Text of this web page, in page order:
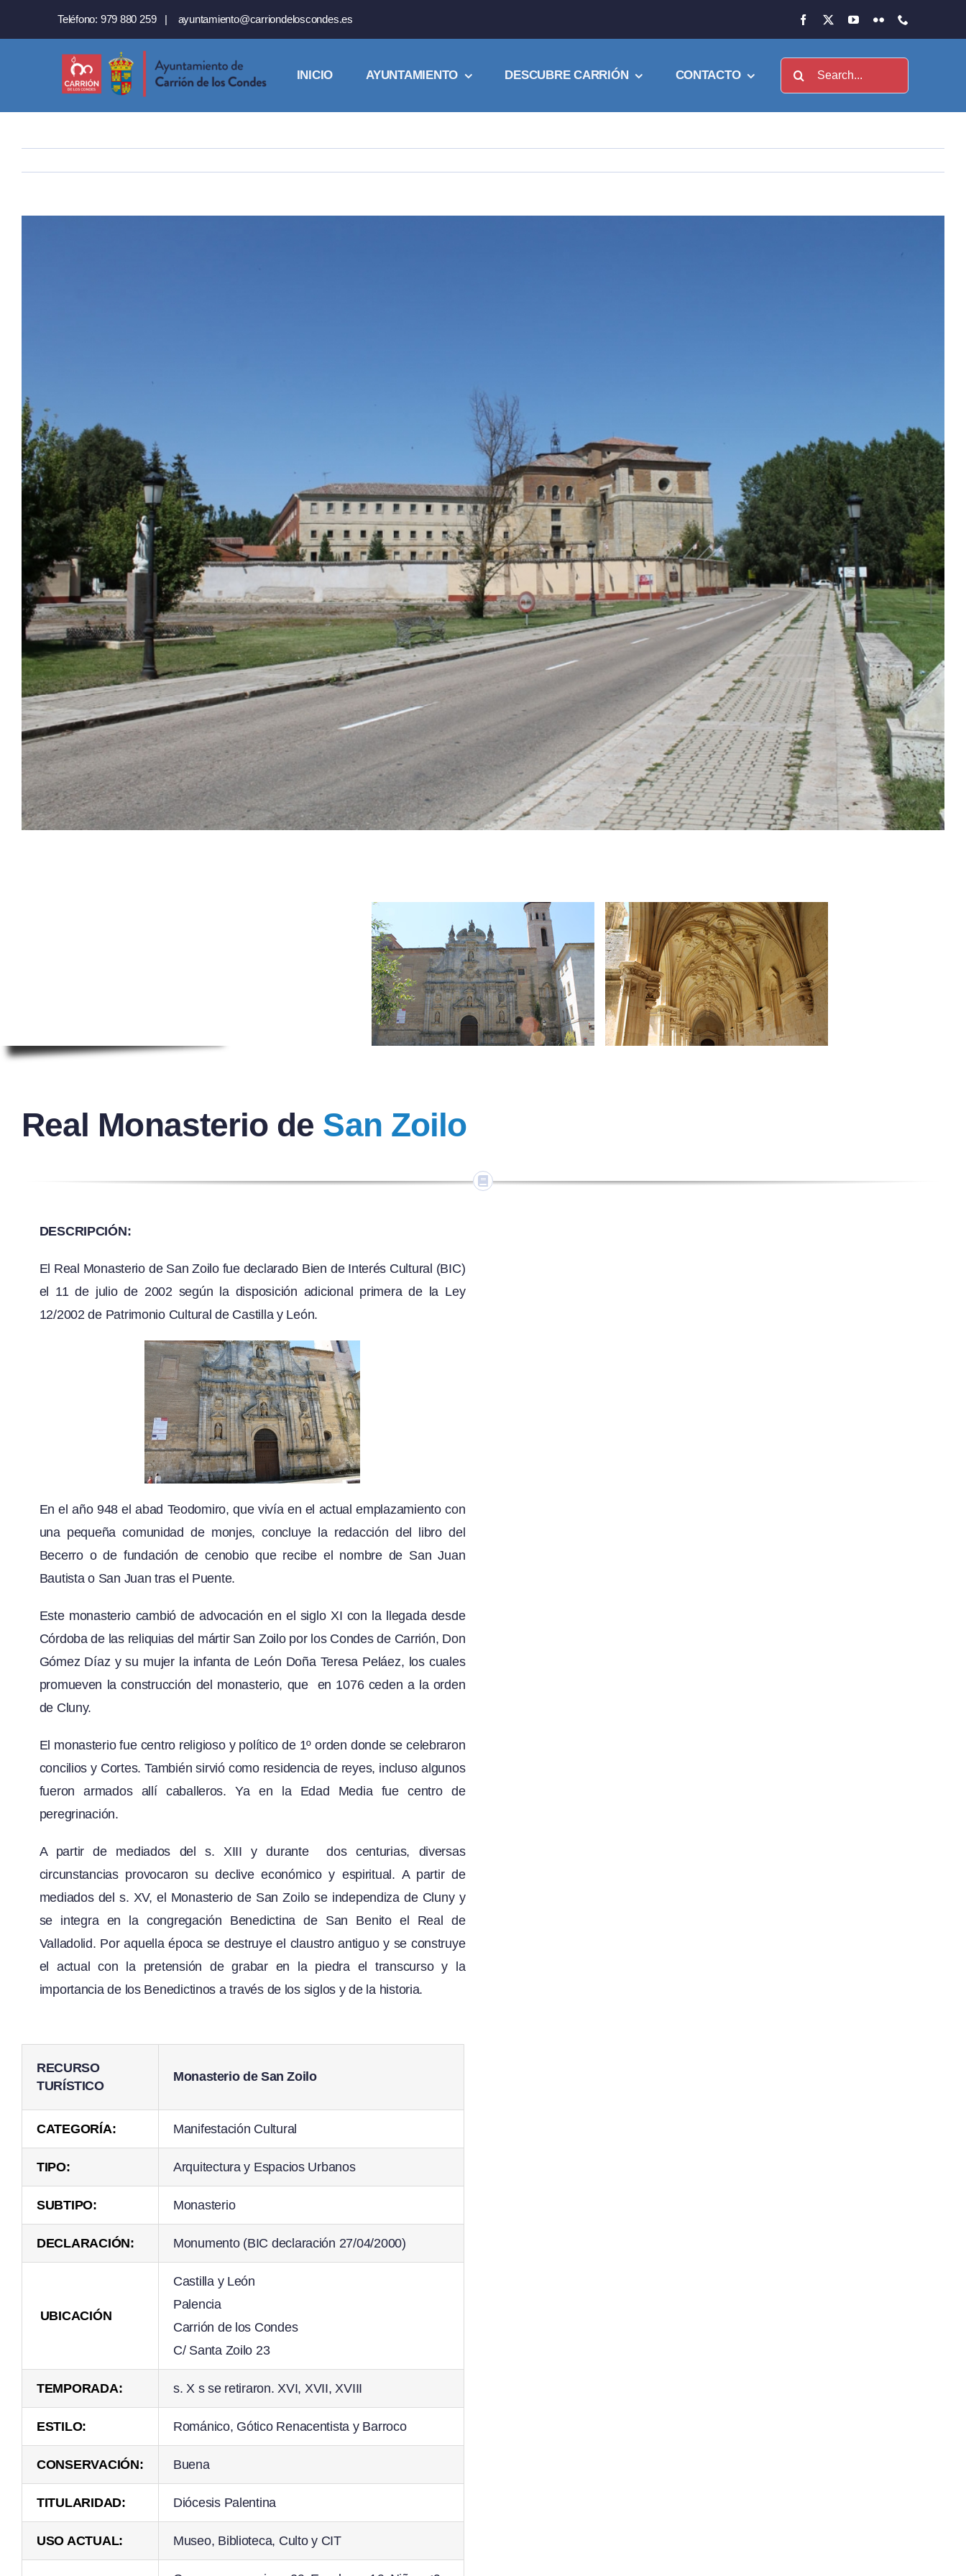
Teléfono: 979 880 259 | ayuntamiento@carriondeloscondes.es
INICIO AYUNTAMIENTO DESCUBRE CARRIÓN CONTACTO Buscar:
Real Monasterio de San Zoilo
DESCRIPCIÓN:
El Real Monasterio de San Zoilo fue declarado Bien de Interés Cultural (BIC)
el 11 de julio de 2002 según la disposición adicional primera de la Ley
12/2002 de Patrimonio Cultural de Castilla y León.
En el año 948 el abad Teodomiro, que vivía en el actual emplazamiento con
una pequeña comunidad de monjes, concluye la redacción del libro del
Becerro o de fundación de cenobio que recibe el nombre de San Juan
Bautista o San Juan tras el Puente.
Este monasterio cambió de advocación en el siglo XI con la llegada desde
Córdoba de las reliquias del mártir San Zoilo por los Condes de Carrión, Don
Gómez Díaz y su mujer la infanta de León Doña Teresa Peláez, los cuales
promueven la construcción del monasterio, que en 1076 ceden a la orden
de Cluny.
El monasterio fue centro religioso y político de 1º orden donde se celebraron
concilios y Cortes. También sirvió como residencia de reyes, incluso algunos
fueron armados allí caballeros. Ya en la Edad Media fue centro de
peregrinación.
A partir de mediados del s. XIII y durante dos centurias, diversas
circunstancias provocaron su declive económico y espiritual. A partir de
mediados del s. XV, el Monasterio de San Zoilo se independiza de Cluny y
se integra en la congregación Benedictina de San Benito el Real de
Valladolid. Por aquella época se destruye el claustro antiguo y se construye
el actual con la pretensión de grabar en la piedra el transcurso y la
importancia de los Benedictinos a través de los siglos y de la historia.
RECURSO
TURÍSTICO
Monasterio de San Zoilo
CATEGORÍA: Manifestación Cultural
TIPO: Arquitectura y Espacios Urbanos
SUBTIPO: Monasterio
DECLARACIÓN: Monumento (BIC declaración 27/04/2000)
UBICACIÓN
Castilla y León
Palencia
Carrión de los Condes
C/ Santa Zoilo 23
TEMPORADA: s. X s se retiraron. XVI, XVII, XVIII
ESTILO: Románico, Gótico Renacentista y Barroco
CONSERVACIÓN: Buena
TITULARIDAD: Diócesis Palentina
USO ACTUAL: Museo, Biblioteca, Culto y CIT